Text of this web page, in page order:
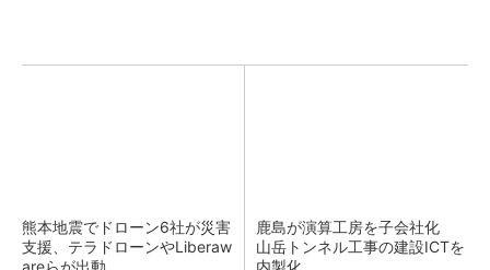
熊本地震でドローン6社が災害
支援、テラドローンやLiberaw
areらが出動
鹿島が演算工房を子会社化
山岳トンネル工事の建設ICTを
内製化